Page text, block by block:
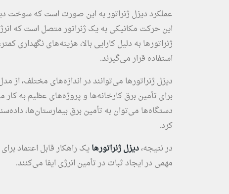
عملکرد دیزل ژنراتور به این صورت است که سوخت
این حرکت مکانیکی به یک ژنراتور متصل است که
ژنراتورها به دلیل کارایی بالا، هزینه‌های نگهداری
استفاده قرار می‌گیرند.
دیزل ژنراتورها می‌توانند در اندازه‌های مختلف،
برای تأمین برق کارخانه‌ها و پروژه‌های عظیم به
دستگاه‌ها می‌توان به تأمین برق بیمارستان‌ها،
کرد.
در نتیجه،دیزل ژنراتورهایک راهکار قابل اعتماد
مهمی در ایجاد ثبات در تأمین انرژی ایفا می‌کنند.